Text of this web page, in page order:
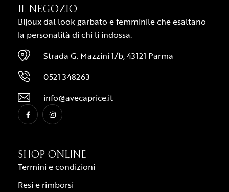
IL NEGOZIO
Bijoux dal look garbato e femminile che esaltano
la personalità di chi li indossa.
Strada G. Mazzini 1/b, 43121 Parma
0521 348263
info@avecaprice.it
SHOP ONLINE
Termini e condizioni
Resi e rimborsi